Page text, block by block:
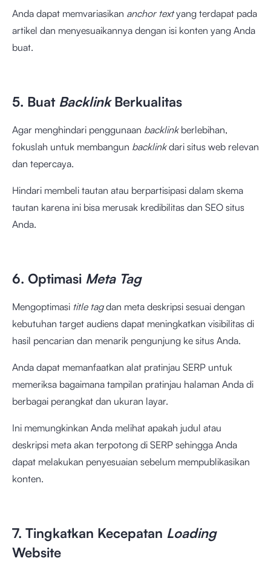
Anda dapat memvariasikan anchor textyang terdapat pada
artikel dan menyesuaikannya dengan isi konten yang Anda
buat.
5. Buat BacklinkBerkualitas
Agar menghindari penggunaan backlink berlebihan,
fokuslah untuk membangun backlinkdari situs web relevan
dan tepercaya.
Hindari membeli tautan atau berpartisipasi dalam skema
tautan karena ini bisa merusak kredibilitas dan SEO situs
Anda.
6. Optimasi Meta Tag
Mengoptimasi title tagdan meta deskripsi sesuai dengan
kebutuhan target audiens dapat meningkatkan visibilitas di
hasil pencarian dan menarik pengunjung ke situs Anda.
Anda dapat memanfaatkan alat pratinjau SERP untuk
memeriksa bagaimana tampilan pratinjau halaman Anda di
berbagai perangkat dan ukuran layar.
Ini memungkinkan Anda melihat apakah judul atau
deskripsi meta akan terpotong di SERP sehingga Anda
dapat melakukan penyesuaian sebelum mempublikasikan
konten.
7. Tingkatkan Kecepatan Loading
Website